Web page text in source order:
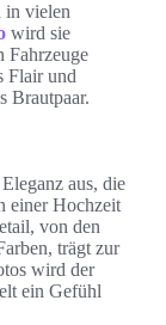
in vielen
wird sie
Fahrzeuge
Flair und
Brautpaar.
aus, die
einer Hochzeit
von den
trägt zur
wird der
ein Gefühl